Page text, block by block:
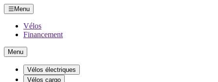
Menu
Vélos
Financement
Menu
Vélos électriques
Vélos cargo